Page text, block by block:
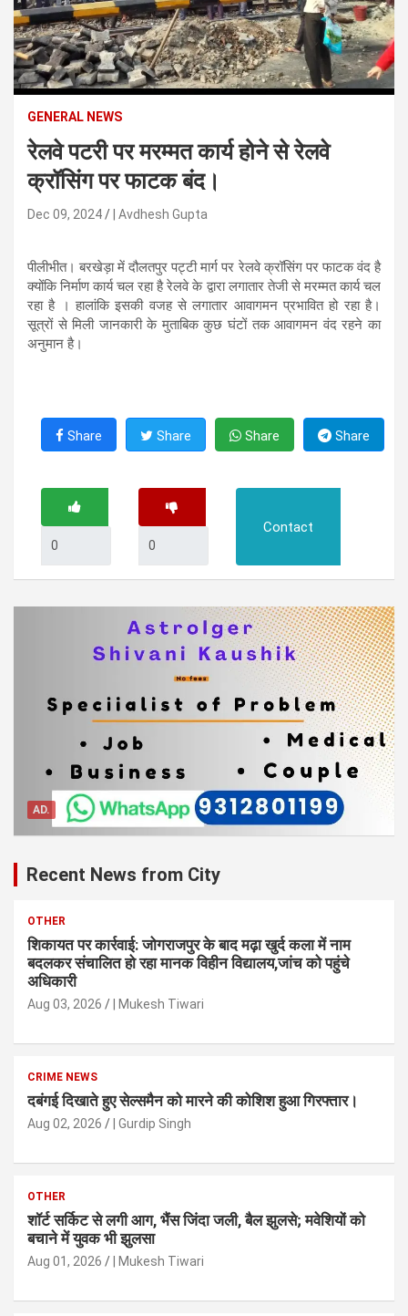
GENERAL NEWS
रेलवे पटरी पर मरम्मत कार्य होने से रेलवे
क्रॉसिंग पर फाटक बंद।
Dec 09, 2024 | Avdhesh Gupta
पीलीभीत। बरखेड़ा में दौलतपुर पट्टी मार्ग पर रेलवे क्रॉसिंग पर फाटक वंद है
क्योंकि निर्माण कार्य चल रहा है रेलवे के द्वारा लगातार तेजी से मरम्मत कार्य चल
रहा है । हालांकि इसकी वजह से लगातार आवागमन प्रभावित हो रहा है।
सूत्रों से मिली जानकारी के मुताबिक कुछ घंटों तक आवागमन वंद रहने का
अनुमान है।
Share Share Share Share
Contact
AD.
Recent News from City
OTHER
शिकायत पर कार्रवाई: जोगराजपुर के बाद मढ़ा खुर्द कला में नाम
बदलकर संचालित हो रहा मानक विहीन विद्यालय,जांच को पहुंचे
अधिकारी
Aug 03, 2026 | Mukesh Tiwari
CRIME NEWS
दबंगई दिखाते हुए सेल्समैन को मारने की कोशिश हुआ गिरफ्तार।
Aug 02, 2026 | Gurdip Singh
OTHER
शॉर्ट सर्किट से लगी आग, भैंस जिंदा जली, बैल झुलसे; मवेशियों को
बचाने में युवक भी झुलसा
Aug 01, 2026 | Mukesh Tiwari